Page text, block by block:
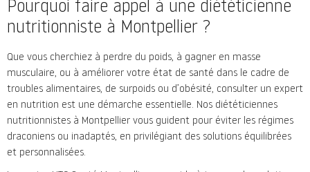
Pourquoi faire appel à une diététicienne
nutritionniste à Montpellier ?
Que vous cherchiez à perdre du poids, à gagner en masse
musculaire, ou à améliorer votre état de santé dans le cadre de
troubles alimentaires, de surpoids ou d’obésité, consulter un expert
en nutrition est une démarche essentielle. Nos diététiciennes
nutritionnistes à Montpellier vous guident pour éviter les régimes
draconiens ou inadaptés, en privilégiant des solutions équilibrées
et personnalisées.